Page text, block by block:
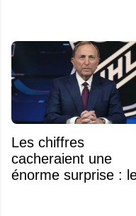
Les chiffres
cacheraient une
énorme surprise :